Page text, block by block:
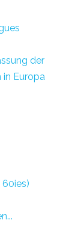
der
in Europa